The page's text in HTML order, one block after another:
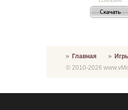
Главная
© 2010-2026